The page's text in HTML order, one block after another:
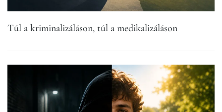
Túl a kriminalizáláson, túl a medikalizáláson